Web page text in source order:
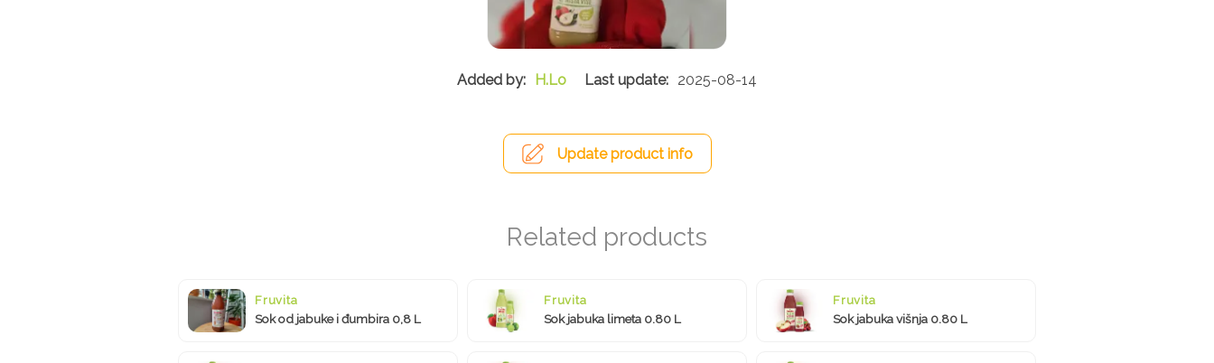
H.Lo 2025-08-14
Update product info
Fruvita
Sok od jabuke i đumbira 0,8 L
Fruvita
Sok jabuka limeta 0.80 L
Fruvita
Sok jabuka višnja 0.80 L